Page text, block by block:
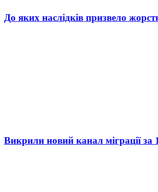
До яких наслідків призвело
Викрили новий канал міграції за